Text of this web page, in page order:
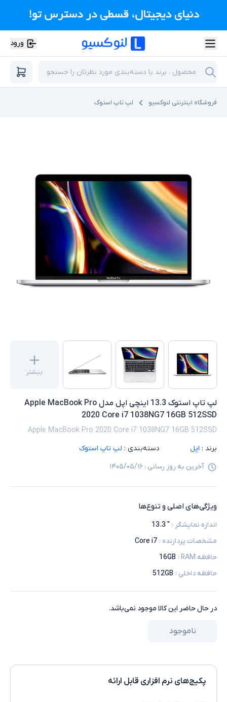
ورود
فروشگاه اینترنتی لنوکسیو لپ تاپ استوک
بیشتر
لپ تاپ استوک 13.3 اینچی اپل مدل Apple MacBook Pro
2020 Core i7 1038NG7 16GB 512SSD
Apple MacBook Pro 2020 Core i7 1038NG7 16GB 512SSD
برند : اپل دسته‌بندی : لپ تاپ استوک
آخرین به روز رسانی : ۱۴۰۵/۰۵/۱۶
ویژگی‌های اصلی و تنوع‌ها
اندازه نمایشگر :
" 13.3
مشخصات پردازنده :
Core i7
حافظه RAM
:
16GB
حافظه داخلی :
512GB
در حال حاضر این کالا موجود نمی‌باشد.
ناموجود
پکیج‌های نرم افزاری قابل ارائه